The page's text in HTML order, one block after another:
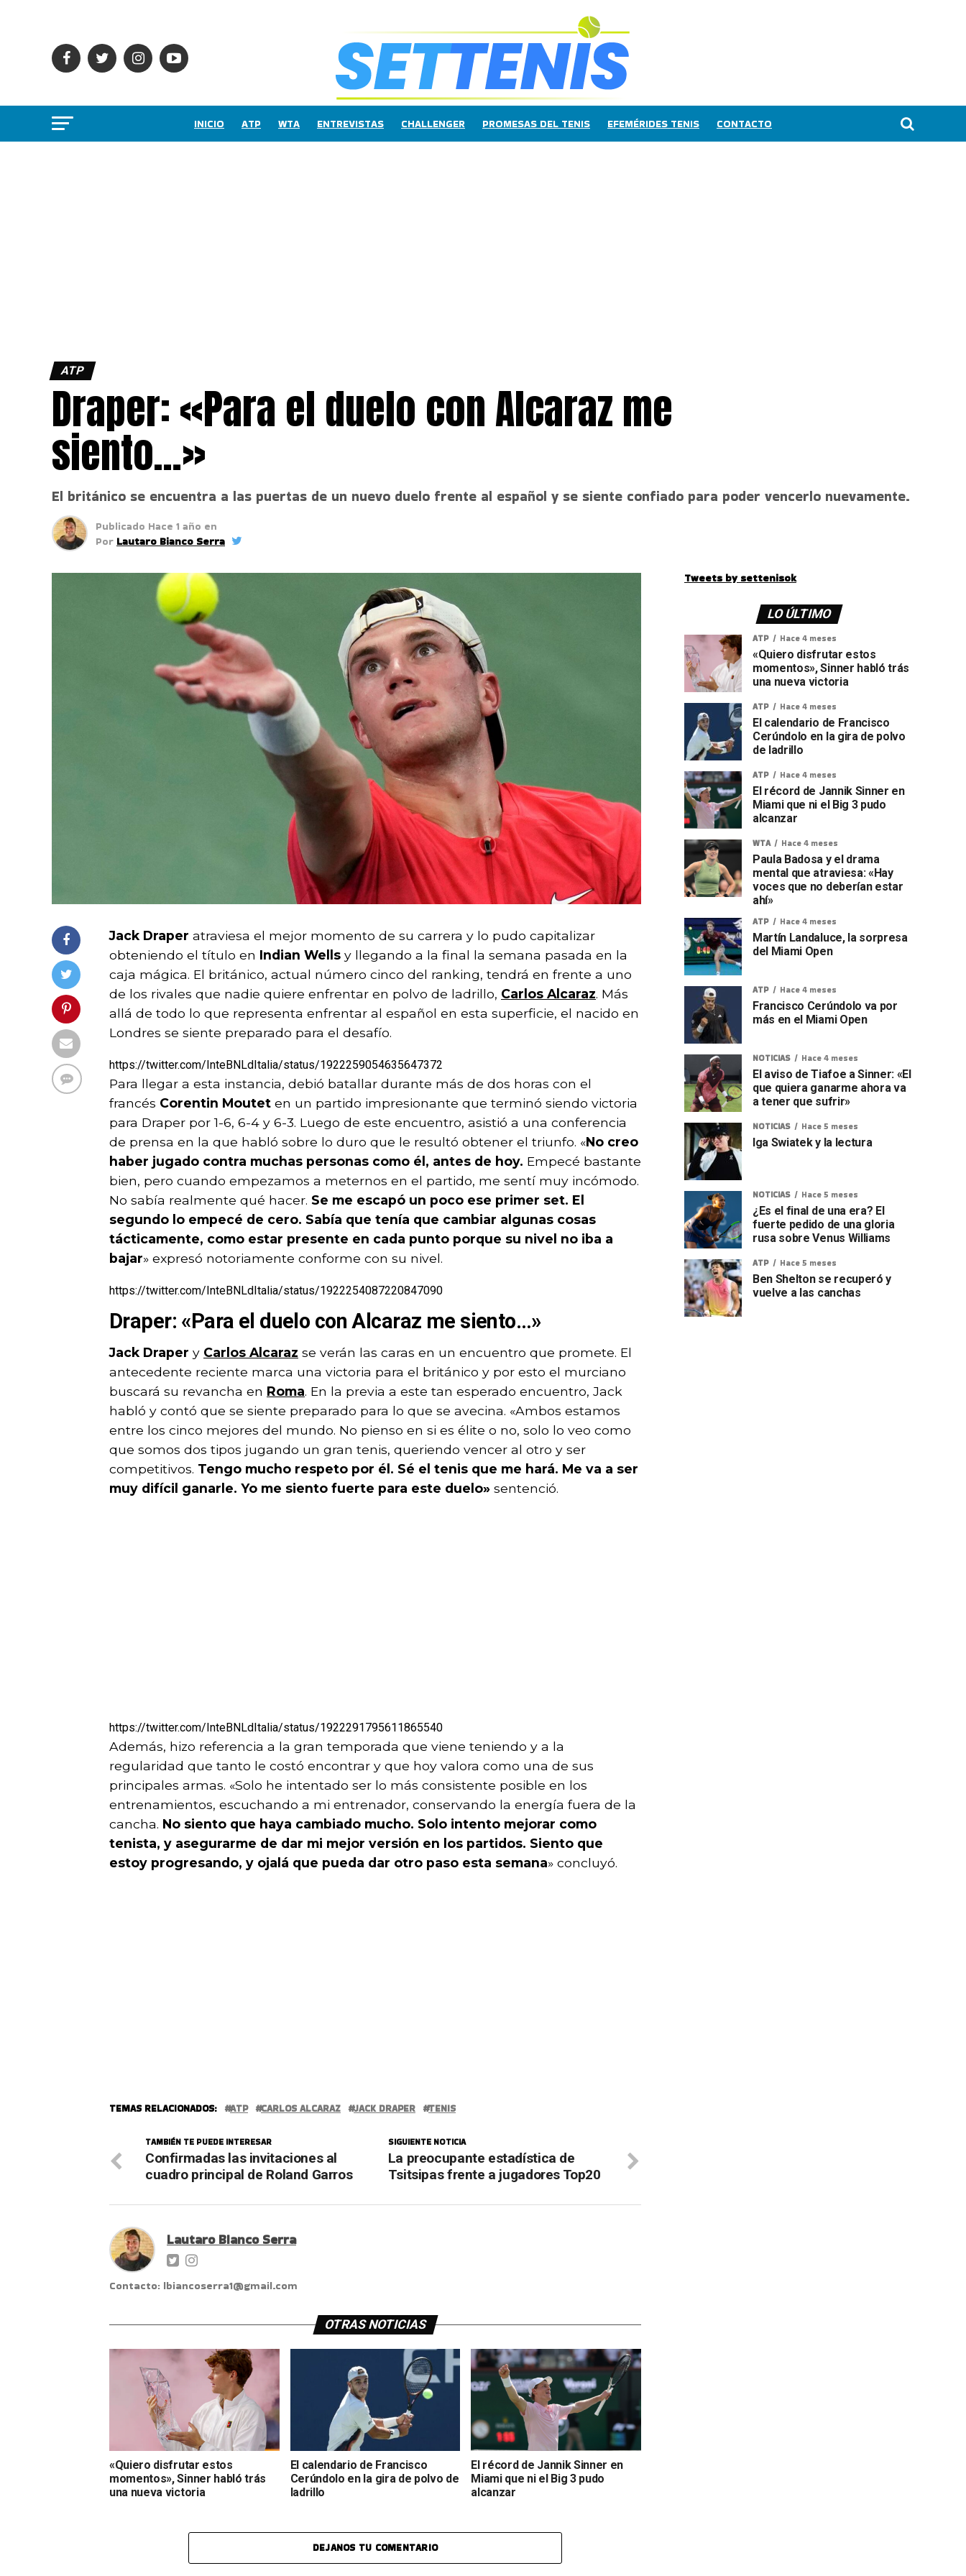
INICIO ATP WTA ENTREVISTAS CHALLENGER PROMESAS DEL TENIS EFEMÉRIDES TENIS CONTACTO
ATP
Draper: «Para el duelo con Alcaraz me
siento…»
El británico se encuentra a las puertas de un nuevo duelo frente al español y se siente confiado para poder vencerlo nuevamente.
Publicado Hace 1 año en
Por Lautaro Bianco Serra
Jack Draper atraviesa el mejor momento de su carrera y lo pudo capitalizar
obteniendo el título en Indian Wells y llegando a la final la semana pasada en la
caja mágica. El británico, actual número cinco del ranking, tendrá en frente a uno
de los rivales que nadie quiere enfrentar en polvo de ladrillo, Carlos Alcaraz. Más
allá de todo lo que representa enfrentar al español en esta superficie, el nacido en
Londres se siente preparado para el desafío.
https://twitter.com/InteBNLdItalia/status/1922259054635647372
Para llegar a esta instancia, debió batallar durante más de dos horas con el
francés Corentin Moutet en un partido impresionante que terminó siendo victoria
para Draper por 1-6, 6-4 y 6-3. Luego de este encuentro, asistió a una conferencia
de prensa en la que habló sobre lo duro que le resultó obtener el triunfo. «No creo
haber jugado contra muchas personas como él, antes de hoy. Empecé bastante
bien, pero cuando empezamos a meternos en el partido, me sentí muy incómodo.
No sabía realmente qué hacer. Se me escapó un poco ese primer set. El
segundo lo empecé de cero. Sabía que tenía que cambiar algunas cosas
tácticamente, como estar presente en cada punto porque su nivel no iba a
bajar» expresó notoriamente conforme con su nivel.
https://twitter.com/InteBNLdItalia/status/1922254087220847090
Draper: «Para el duelo con Alcaraz me siento…»
Jack Draper y Carlos Alcaraz se verán las caras en un encuentro que promete. El
antecedente reciente marca una victoria para el británico y por esto el murciano
buscará su revancha en Roma. En la previa a este tan esperado encuentro, Jack
habló y contó que se siente preparado para lo que se avecina. «Ambos estamos
entre los cinco mejores del mundo. No pienso en si es élite o no, solo lo veo como
que somos dos tipos jugando un gran tenis, queriendo vencer al otro y ser
competitivos. Tengo mucho respeto por él. Sé el tenis que me hará. Me va a ser
muy difícil ganarle. Yo me siento fuerte para este duelo» sentenció.
https://twitter.com/InteBNLdItalia/status/1922291795611865540
Además, hizo referencia a la gran temporada que viene teniendo y a la
regularidad que tanto le costó encontrar y que hoy valora como una de sus
principales armas. «Solo he intentado ser lo más consistente posible en los
entrenamientos, escuchando a mi entrenador, conservando la energía fuera de la
cancha. No siento que haya cambiado mucho. Solo intento mejorar como
tenista, y asegurarme de dar mi mejor versión en los partidos. Siento que
estoy progresando, y ojalá que pueda dar otro paso esta semana» concluyó.
TEMAS RELACIONADOS: ATP CARLOS ALCARAZ JACK DRAPER TENIS
SIGUIENTE NOTICIA
La preocupante estadística de
Tsitsipas frente a jugadores Top20
TAMBIÉN TE PUEDE INTERESAR
Confirmadas las invitaciones al
cuadro principal de Roland Garros
Lautaro Bianco Serra
Contacto: lbiancoserra1@gmail.com
OTRAS NOTICIAS
«Quiero disfrutar estos
momentos», Sinner habló trás
una nueva victoria
El calendario de Francisco
Cerúndolo en la gira de polvo de
ladrillo
El récord de Jannik Sinner en
Miami que ni el Big 3 pudo
alcanzar
DEJANOS TU COMENTARIO
Tweets by settenisok
LO ÚLTIMO
ATP Hace 4 meses
«Quiero disfrutar estos
momentos», Sinner habló trás
una nueva victoria
ATP Hace 4 meses
El calendario de Francisco
Cerúndolo en la gira de polvo
de ladrillo
ATP Hace 4 meses
El récord de Jannik Sinner en
Miami que ni el Big 3 pudo
alcanzar
WTA Hace 4 meses
Paula Badosa y el drama
mental que atraviesa: «Hay
voces que no deberían estar
ahí»
ATP Hace 4 meses
Martín Landaluce, la sorpresa
del Miami Open
ATP Hace 4 meses
Francisco Cerúndolo va por
más en el Miami Open
NOTICIAS Hace 4 meses
El aviso de Tiafoe a Sinner: «El
que quiera ganarme ahora va
a tener que sufrir»
NOTICIAS Hace 5 meses
Iga Swiatek y la lectura
NOTICIAS Hace 5 meses
¿Es el final de una era? El
fuerte pedido de una gloria
rusa sobre Venus Williams
ATP Hace 5 meses
Ben Shelton se recuperó y
vuelve a las canchas